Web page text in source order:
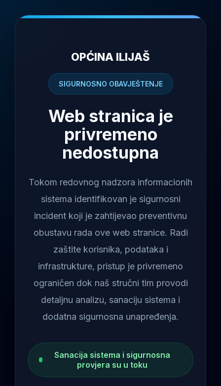
OPĆINA ILIJAŠ
SIGURNOSNO OBAVJEŠTENJE
Web stranica je
privremeno
nedostupna
Tokom redovnog nadzora informacionih
sistema identifikovan je sigurnosni
incident koji je zahtijevao preventivnu
obustavu rada ove web stranice. Radi
zaštite korisnika, podataka i
infrastrukture, pristup je privremeno
ograničen dok naš stručni tim provodi
detaljnu analizu, sanaciju sistema i
dodatna sigurnosna unapređenja.
Sanacija sistema i sigurnosna
provjera su u toku